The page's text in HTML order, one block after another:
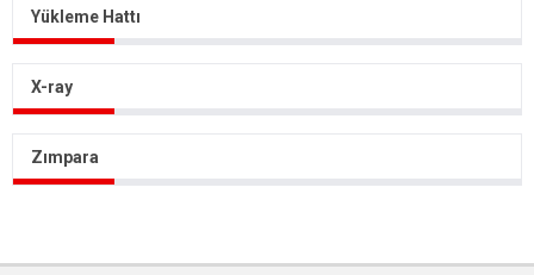
Yükleme Hattı
X-ray
Zımpara